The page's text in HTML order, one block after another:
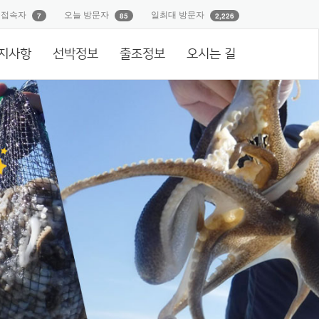
속자 7 오늘 방문자 85 일최대 방문자 2,226
사항 선박정보 출조정보 오시는 길